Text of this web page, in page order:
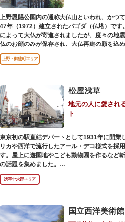
から隅田川を見下ろしたり、すぐ横を走る電
散策にいかがでしょうか。
上野恩賜公園内の通称大仏山といわれ、かつ
47年（1972）建立されたパゴダ（仏塔）です
によって大仏が寄進されましたが、度々の地
仏のお顔のみが保存され、大仏再建の願を込
ゴダが建てられました。
上野・御徒町エリア
松屋浅草
地元の人に愛され
ト
東京初の駅直結デパートとして1931年に開業
リカや西洋で流行したアール・デコ様式を採
す。屋上に遊園地やこども動物園を作るなど
の話題を集めました。
現在は、B1階から地上3階までが松屋浅草の
で建設当時のシンボル・大時計も復活し、昭
人々に親しまれています。地上1階は 浅草ら
なので、お土産購入にも便利です。
浅草中央部エリア
国立西洋美術館